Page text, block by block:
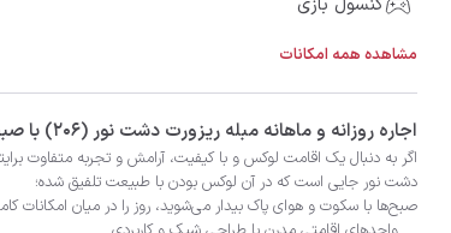
مشاهده همه امکانات
‫‫اجاره روزانه و ماهانه مبله ریزورت دشت نور (206) با صبحانه رایگان، 147 متر برای 4 نفر به همراه 2 نفر اضافی در شهر نور با تضمین بهترین کیفیت و قیمت در اتاقک